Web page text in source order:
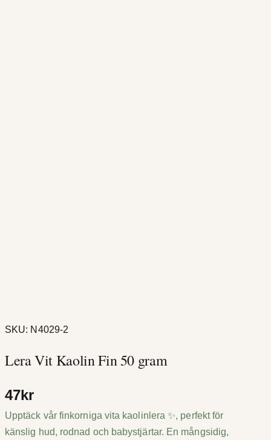
SKU: N4029-2
Lera Vit Kaolin Fin 50 gram
47kr
Upptäck vår finkorniga vita kaolinlera ✨, perfekt för
känslig hud, rodnad och babystjärtar. En mångsidig,